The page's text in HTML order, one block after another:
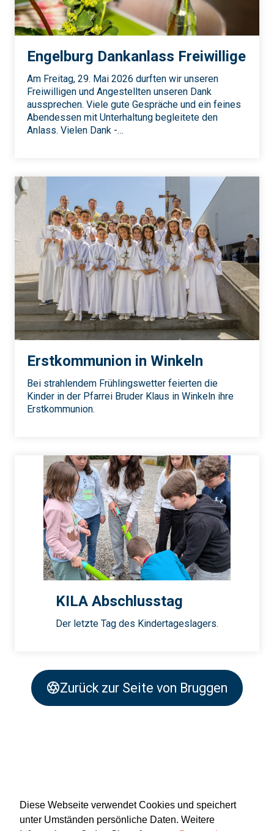
Diese Webseite verwendet Cookies und speichert
unter Umständen persönliche Daten. Weitere
Engelburg Dankanlass Freiwillige
Am Freitag, 29. Mai 2026 durften wir unseren
Freiwilligen und Angestellten unseren Dank
aussprechen. Viele gute Gespräche und ein feines
Abendessen mit Unterhaltung begleitete den
Anlass. Vielen Dank -…
Erstkommunion in Winkeln
Bei strahlendem Frühlingswetter feierten die
Kinder in der Pfarrei Bruder Klaus in Winkeln ihre
Erstkommunion.
KILA Abschlusstag
Der letzte Tag des Kindertageslagers.
Zurück zur Seite von Bruggen